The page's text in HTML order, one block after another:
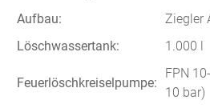
Aufbau:
Ziegler
Löschwassertank:
1.000 l
Feuerlöschkreiselpumpe:
FPN
10 bar)